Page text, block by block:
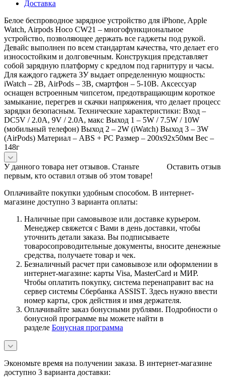
Доставка
Белое беспроводное зарядное устройство для iPhone, Apple
Watch, Airpods Hoco CW21 – многофункциональное
устройство, позволяющее держать все гаджеты под рукой.
Девайс выполнен по всем стандартам качества, что делает его
износостойким и долговечным. Конструкция представляет
собой зарядную платформу с кредлом под гарнитуру и часы.
Для каждого гаджета ЗУ выдает определенную мощность:
iWatch – 2В, AirPods – 3В, смартфон – 5-10В. Аксессуар
оснащен встроенным чипсетом, предотвращающим короткое
замыкание, перегрев и скачки напряжения, что делает процесс
зарядки безопасным. Технические характеристики: Вход –
DC5V / 2.0A, 9V / 2.0A, макс Выход 1 – 5W / 7.5W / 10W
(мобильный телефон) Выход 2 – 2W (iWatch) Выход 3 – 3W
(AirPods) Материал – ABS + PC Размер – 200х92х50мм Вес –
148г
Оставить отзыв
У данного товара нет отзывов. Станьте
первым, кто оставил отзыв об этом товаре!
Оплачивайте покупки удобным способом. В интернет-
магазине доступно 3 варианта оплаты:
Наличные при самовывозе или доставке курьером.
Менеджер свяжется с Вами в день доставки, чтобы
уточнить детали заказа. Вы подписываете
товаросопроводительные документы, вносите денежные
средства, получаете товар и чек.
Безналичный расчет при самовывозе или оформлении в
интернет-магазине: карты Visa, MasterCard и МИР.
Чтобы оплатить покупку, система перенаправит вас на
сервер системы Сбербанка ASSIST. Здесь нужно ввести
номер карты, срок действия и имя держателя.
Оплачивайте заказ бонусными рублями. Подробности о
бонусной программе вы можете найти в
разделе Бонусная программа
Экономьте время на получении заказа. В интернет-магазине
доступно 3 варианта доставки: